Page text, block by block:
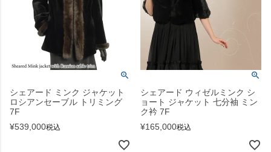
シェアード ミンク ジャケット
ロシアンセーブル トリミング
7F
¥539,000税込
シェアード ウィゼルミンク シ
ョート ジャケット 七分袖 ミン
ク衿 7F
¥165,000税込